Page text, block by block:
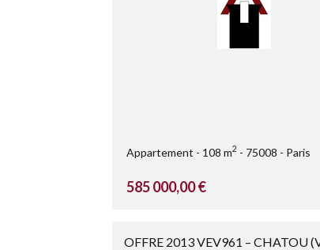
Appartement 108 m2 75008 Paris
585 000,00 €
OFFRE 2013 VEV961 – CHATOU